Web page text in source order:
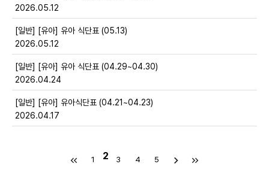
2026.05.12
[일반] [유아] 유아 식단표 (05.13)
2026.05.12
[일반] [유아] 유아 식단표 (04.29~04.30)
2026.04.24
[일반] [유아] 유아식단표 (04.21~04.23)
2026.04.17
1 2 3 4 5